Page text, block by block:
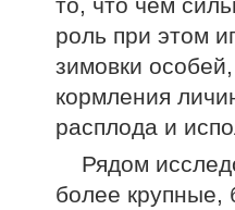
роль при этом
зимовки
кормления
расплода и
Рядом
более крупные,